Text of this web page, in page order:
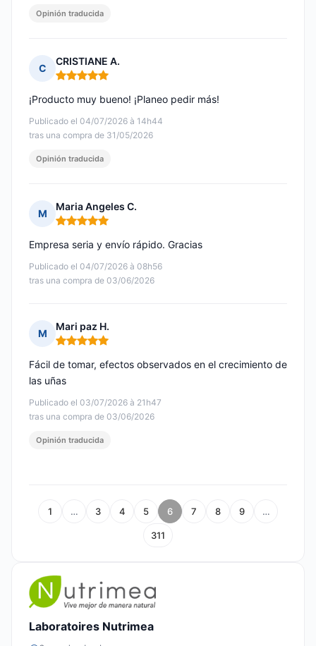
Opinión traducida
C
CRISTIANE A.
Nota: 5 de 5
Publicado el 04/07/2026 à 14h44
tras una compra de 31/05/2026
¡Producto muy bueno! ¡Planeo pedir más!
Opinión traducida
M
Maria Angeles C.
Nota: 5 de 5
Publicado el 04/07/2026 à 08h56
tras una compra de 03/06/2026
Empresa seria y envío rápido. Gracias
M
Mari paz H.
Nota: 5 de 5
Publicado el 03/07/2026 à 21h47
tras una compra de 03/06/2026
Fácil de tomar, efectos observados en el crecimiento de
las uñas
Opinión traducida
1 … 3 4 5 6 7 8 9 …
311
Laboratoires Nutrimea